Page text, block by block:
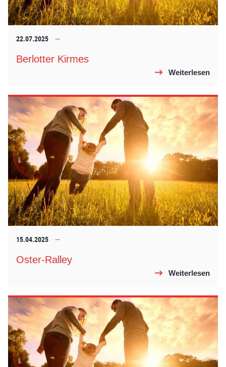
22.07.2025
Berlotter Kirmes
Weiterlesen
15.04.2025
Oster-Ralley
Weiterlesen